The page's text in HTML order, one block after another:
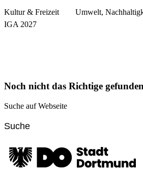
Kultur & Freizeit
Umwelt,
IGA 2027
Noch nicht das Richtige
Suche auf Webseite